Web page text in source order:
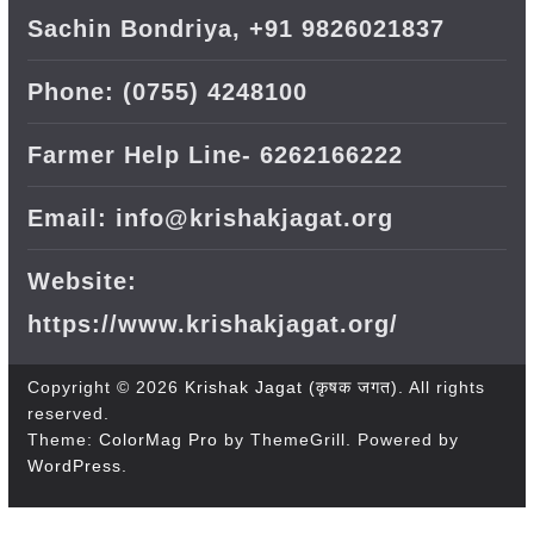
Sachin Bondriya, +91 9826021837
Phone: (0755) 4248100
Farmer Help Line- 6262166222
Email: info@krishakjagat.org
Website:
https://www.krishakjagat.org/
Copyright © 2026 Krishak Jagat (कृषक जगत)
. All rights
reserved.
Theme: ColorMag Pro by ThemeGrill. Powered by
WordPress